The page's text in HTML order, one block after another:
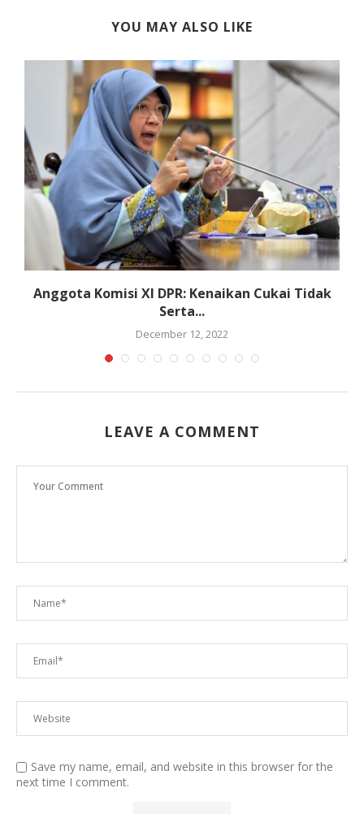
YOU MAY ALSO LIKE
Anggota Komisi XI DPR: Kenaikan Cukai Tidak
Serta...
December 12, 2022
LEAVE A COMMENT
Save my name, email, and website in this browser for the
next time I comment.